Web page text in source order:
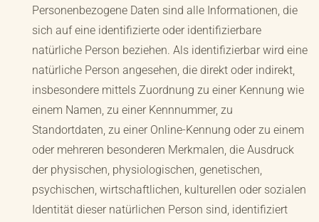
Personenbezogene Daten sind alle Informationen, die
sich auf eine identifizierte oder identifizierbare
natürliche Person beziehen. Als identifizierbar wird eine
natürliche Person angesehen, die direkt oder indirekt,
insbesondere mittels Zuordnung zu einer Kennung wie
einem Namen, zu einer Kennnummer, zu
Standortdaten, zu einer Online-Kennung oder zu einem
oder mehreren besonderen Merkmalen, die Ausdruck
der physischen, physiologischen, genetischen,
psychischen, wirtschaftlichen, kulturellen oder sozialen
Identität dieser natürlichen Person sind, identifiziert